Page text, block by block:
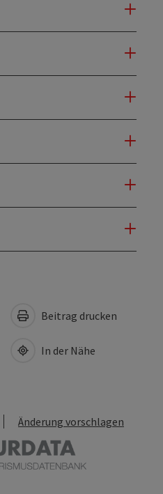
Beitrag drucken
In der Nähe
Änderung vorschlagen